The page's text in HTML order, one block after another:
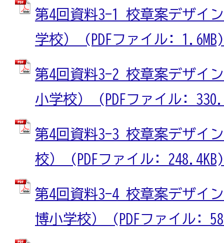
第4回資料3-1 校章案デザイ
学校） (PDFファイル: 1.6MB)
第4回資料3-2 校章案デザイ
小学校） (PDFファイル:
第4回資料3-3 校章案デザイ
校） (PDFファイル: 248.4KB)
第4回資料3-4 校章案デザイ
博小学校） (PDFファイル: